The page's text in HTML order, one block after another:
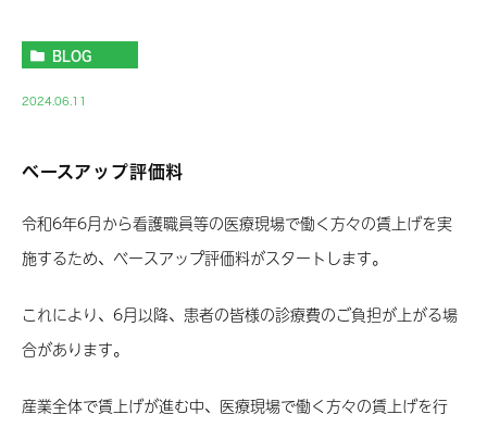
BLOG
2024.06.11
ベースアップ評価料
令和6年6月から看護職員等の医療現場で働く方々の賃上げを実
施するため、ベースアップ評価料がスタートします。
これにより、6月以降、患者の皆様の診療費のご負担が上がる場
合があります。
産業全体で賃上げが進む中、医療現場で働く方々の賃上げを行